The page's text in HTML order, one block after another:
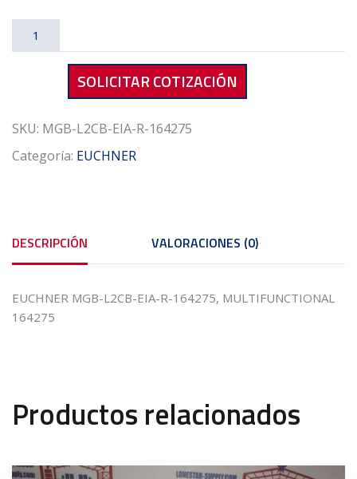
EUCHNER
164275,
cantidad
SOLICITAR COTIZACIÓN
SKU: MGB-L2CB-EIA-R-164275
Categoría: EUCHNER
DESCRIPCIÓN VALORACIONES (0)
EUCHNER MGB-L2CB-EIA-R-164275, MULTIFUNCTIONAL
164275
Productos relacionados